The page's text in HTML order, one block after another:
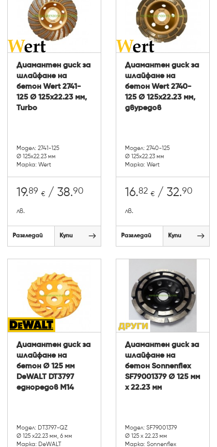
Диамантен диск за
шлайфане на
бетон Wert 2741-
125 Ø 125x22.23 мм,
Turbo
Модел: 2741-125
Ø 125x22.23 мм
Марка: Wert
19.89 € / 38.90
лв.
Разгледай Купи
Диамантен диск за
шлайфане на
бетон Wert 2740-
125 Ø 125x22.23 мм,
двуредов
Модел: 2740-125
Ø 125x22.23 мм
Марка: Wert
16.82 € / 32.90
лв.
Разгледай Купи
Диамантен диск за
шлайфане на
бетон Ø 125 мм
DeWALT DT3797
едноредов М14
Модел: DT3797-QZ
Ø 125 х22.23 мм, 6 мм
Марка: DeWALT
Диамантен диск за
шлайфане на
бетон Sonnenflex
SF79001379 Ø 125 мм
x 22.23 мм
Модел: SF79001379
Ø 125 x 22.23 мм
Марка: Sonnenflex